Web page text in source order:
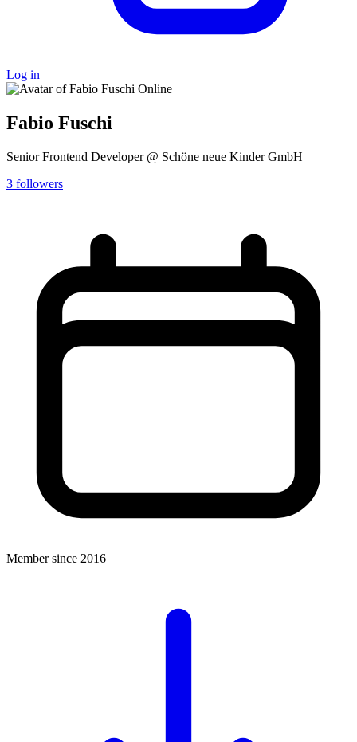
Log in
Online
Fabio Fuschi
Senior Frontend Developer @ Schöne neue Kinder GmbH
3 followers
Member since 2016